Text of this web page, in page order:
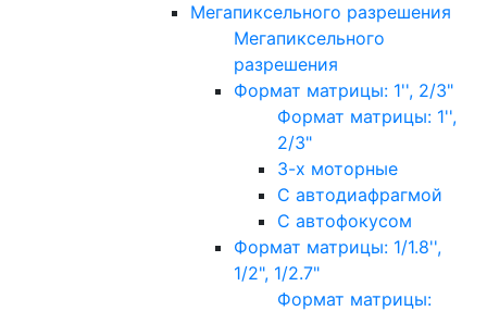
Мегапиксельного разрешения
Мегапиксельного
разрешения
Формат матрицы: 1'', 2/3"
Формат матрицы: 1'',
2/3"
3-х моторные
С автодиафрагмой
С автофокусом
Формат матрицы: 1/1.8'',
1/2", 1/2.7"
Формат матрицы: